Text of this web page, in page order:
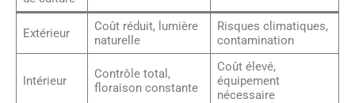
Extérieur
Coût réduit, lumière
naturelle
Risques climatiques,
contamination
Intérieur
Contrôle total,
floraison constante
Coût élevé,
équipement
nécessaire